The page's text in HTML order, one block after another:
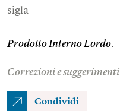
sigla
Prodotto Interno Lordo
Correzioni e suggerimenti
Condividi